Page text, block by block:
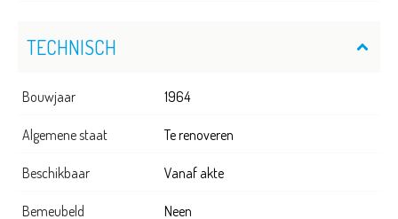
TECHNISCH
Bouwjaar 1964
Algemene staat Te renoveren
Beschikbaar Vanaf akte
Bemeubeld Neen